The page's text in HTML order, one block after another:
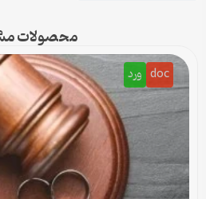
محصولات
doc ورد